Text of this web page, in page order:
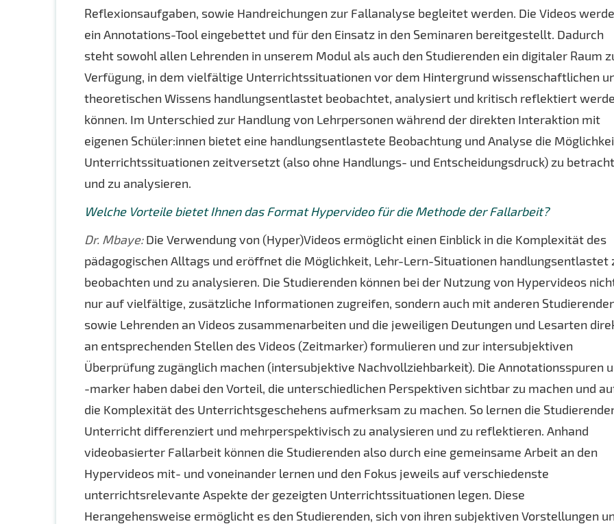
Reflexionsaufgaben, sowie Handreichungen zur Fallanalyse begleitet werden. Die Videos
ein Annotations-Tool eingebettet und für den Einsatz in den Seminaren bereitgestellt. Dadurch
steht sowohl allen Lehrenden in unserem Modul als auch den Studierenden ein digitaler Raum
Verfügung, in dem vielfältige Unterrichtssituationen vor dem Hintergrund wissenschaftlichen
theoretischen Wissens handlungsentlastet beobachtet, analysiert und kritisch reflektiert
können. Im Unterschied zur Handlung von Lehrpersonen während der direkten Interaktion mit
eigenen Schüler:innen bietet eine handlungsentlastete Beobachtung und Analyse die
Unterrichtssituationen zeitversetzt (also ohne Handlungs- und Entscheidungsdruck) zu
und zu analysieren.
Welche Vorteile bietet Ihnen das Format Hypervideo für die Methode der Fallarbeit?
Dr. Mbaye:Die Verwendung von (Hyper)Videos ermöglicht einen Einblick in die Komplexität des
pädagogischen Alltags und eröffnet die Möglichkeit, Lehr-Lern-Situationen handlungsentlastet
beobachten und zu analysieren. Die Studierenden können bei der Nutzung von Hypervideos
nur auf vielfältige, zusätzliche Informationen zugreifen, sondern auch mit anderen
sowie Lehrenden an Videos zusammenarbeiten und die jeweiligen Deutungen und Lesarten
an entsprechenden Stellen des Videos (Zeitmarker) formulieren und zur intersubjektiven
Überprüfung zugänglich machen (intersubjektive Nachvollziehbarkeit). Die Annotationsspuren
-marker haben dabei den Vorteil, die unterschiedlichen Perspektiven sichtbar zu machen und
die Komplexität des Unterrichtsgeschehens aufmerksam zu machen. So lernen die
Unterricht differenziert und mehrperspektivisch zu analysieren und zu reflektieren. Anhand
videobasierter Fallarbeit können die Studierenden also durch eine gemeinsame Arbeit an den
Hypervideos mit- und voneinander lernen und den Fokus jeweils auf verschiedenste
unterrichtsrelevante Aspekte der gezeigten Unterrichtssituationen legen. Diese
Herangehensweise ermöglicht es den Studierenden, sich von ihren subjektiven Vorstellungen